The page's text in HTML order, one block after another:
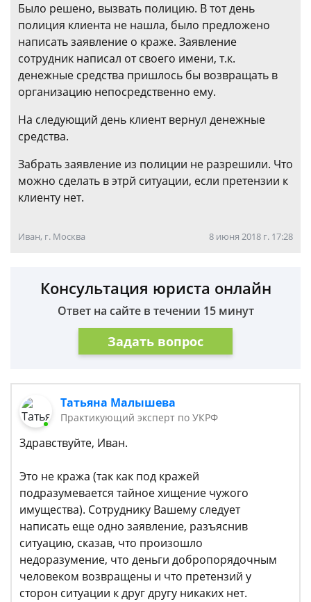
Было решено, вызвать полицию. В тот день
полиция клиента не нашла, было предложено
написать заявление о краже. Заявление
сотрудник написал от своего имени, т.к.
денежные средства пришлось бы возвращать в
организацию непосредственно ему.
На следующий день клиент вернул денежные
средства.
Забрать заявление из полиции не разрешили. Что
можно сделать в этрй ситуации, если претензии к
клиенту нет.
Иван, г. Москва 8 июня 2018 г. 17:28
Консультация юриста онлайн
Ответ на сайте в течении 15 минут
Задать вопрос
Татьяна Малышева
Практикующий эксперт по УКРФ
Здравствуйте, Иван.
Это не кража (так как под кражей
подразумевается тайное хищение чужого
имущества). Сотруднику Вашему следует
написать еще одно заявление, разъяснив
ситуацию, сказав, что произошло
недоразумение, что деньги добропорядочным
человеком возвращены и что претензий у
сторон ситуации к друг другу никаких нет.